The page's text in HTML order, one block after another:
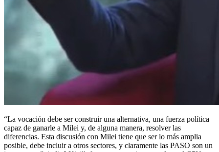
“La vocación debe ser construir una alternativa, una fuerza política
capaz de ganarle a Milei y, de alguna manera, resolver las
diferencias. Esta discusión con Milei tiene que ser lo más amplia
posible, debe incluir a otros sectores, y claramente las PASO son un